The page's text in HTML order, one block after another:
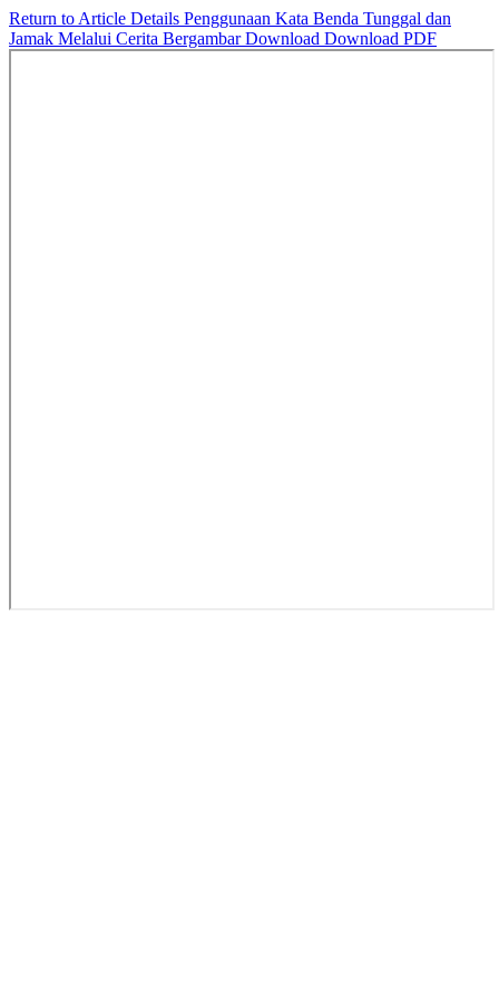
Return to Article Details Penggunaan Kata Benda Tunggal dan
Jamak Melalui Cerita BergambarDownload Download PDF